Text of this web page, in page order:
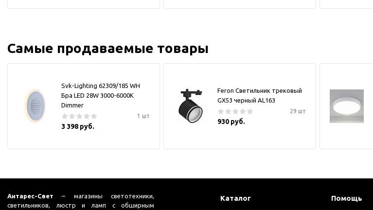
Самые продаваемые товары
Svk-Lighting 62309/185 WH
Бра LED 28W 3000-6000K
Dimmer
1 шт
3 398 руб.
Feron Светильник трековый
GX53 черный AL163
29 шт
930 руб.
Антарес-Свет – магазины светотехники,
светильников, люстр и ламп с обширным
Каталог Помощь